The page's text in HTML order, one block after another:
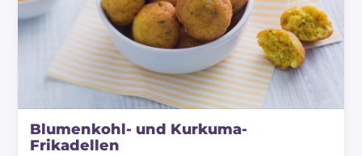
Blumenkohl- und Kurkuma-
Frikadellen